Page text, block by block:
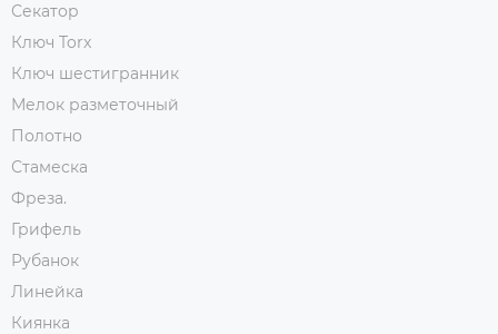
Секатор
Ключ Torx
Ключ шестигранник
Мелок разметочный
Полотно
Стамеска
Фреза.
Грифель
Рубанок
Линейка
Киянка